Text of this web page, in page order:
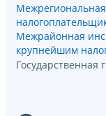
Межрайонная
крупнейшим
Государственная